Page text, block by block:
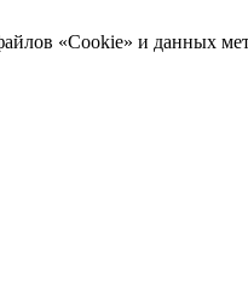
«Cookie» и данных